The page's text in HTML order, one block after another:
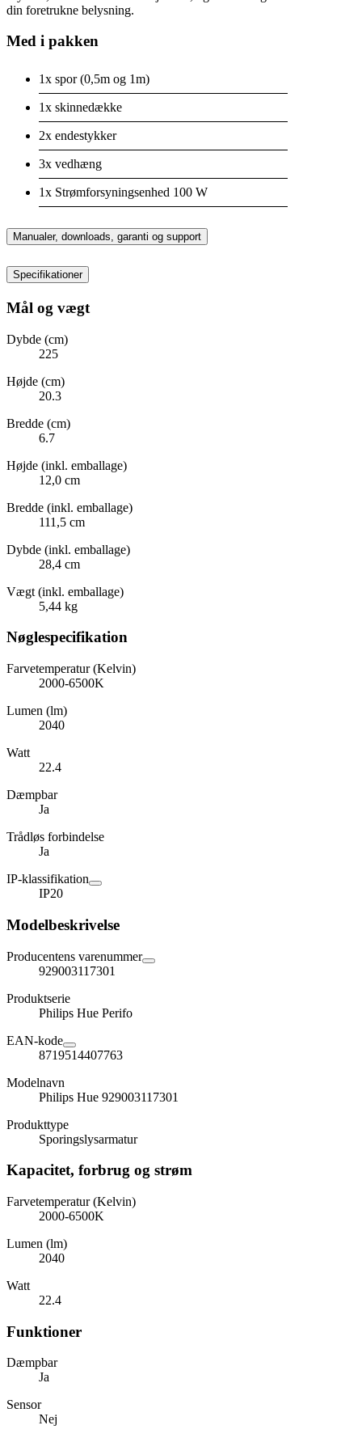
din foretrukne belysning.
Med i pakken
1x spor (0,5m og 1m)
1x skinnedække
2x endestykker
3x vedhæng
1x Strømforsyningsenhed 100 W
Manualer, downloads, garanti og support
Specifikationer
Mål og vægt
Dybde (cm)
225
Højde (cm)
20.3
Bredde (cm)
6.7
Højde (inkl. emballage)
12,0 cm
Bredde (inkl. emballage)
111,5 cm
Dybde (inkl. emballage)
28,4 cm
Vægt (inkl. emballage)
5,44 kg
Nøglespecifikation
Farvetemperatur (Kelvin)
2000-6500K
Lumen (lm)
2040
Watt
22.4
Dæmpbar
Ja
Trådløs forbindelse
Ja
IP-klassifikation
IP20
Modelbeskrivelse
Producentens varenummer
929003117301
Produktserie
Philips Hue Perifo
EAN-kode
8719514407763
Modelnavn
Philips Hue 929003117301
Produkttype
Sporingslysarmatur
Kapacitet, forbrug og strøm
Farvetemperatur (Kelvin)
2000-6500K
Lumen (lm)
2040
Watt
22.4
Funktioner
Dæmpbar
Ja
Sensor
Nej